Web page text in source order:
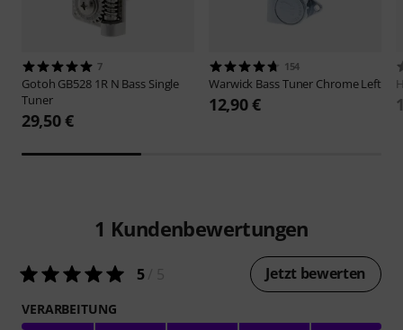
7
Gotoh GB528 1R N Bass Single
Tuner
29,50 €
154
Warwick Bass Tuner Chrome Left
12,90 €
1 Kundenbewertungen
5/ 5 Jetzt bewerten
VERARBEITUNG